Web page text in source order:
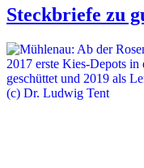
Steckbriefe zu